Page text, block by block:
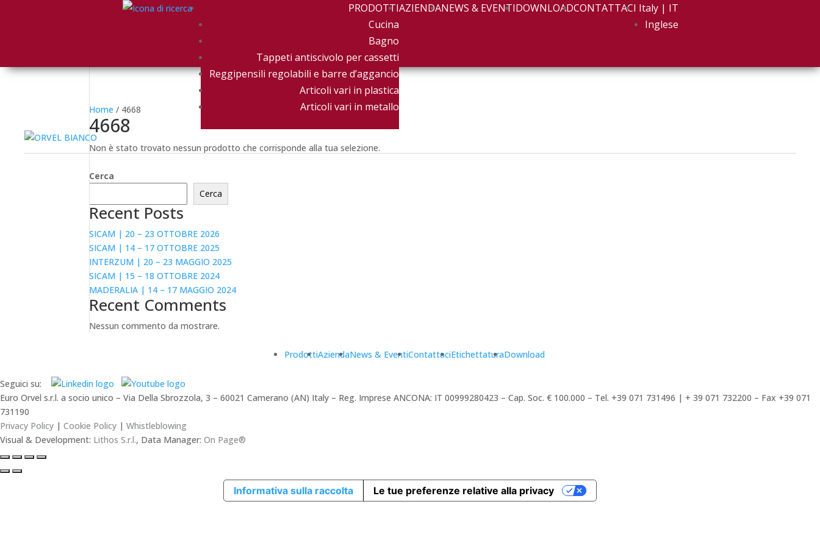
PRODOTTI
Cucina
Bagno
Tappeti antiscivolo per cassetti
Reggipensili regolabili e barre d’aggancio
Articoli vari in plastica
Articoli vari in metallo
AZIENDANEWS & EVENTIDOWNLOADCONTATTACI Italy | IT
Inglese
Home / 4668
4668
Non è stato trovato nessun prodotto che corrisponde alla tua selezione.
Cerca
Cerca
Recent Posts
SICAM | 20 – 23 OTTOBRE 2026
SICAM | 14 – 17 OTTOBRE 2025
INTERZUM | 20 – 23 MAGGIO 2025
SICAM | 15 – 18 OTTOBRE 2024
MADERALIA | 14 – 17 MAGGIO 2024
Recent Comments
Nessun commento da mostrare.
ProdottiAziendaNews & EventiContattaciEtichettaturaDownload
Seguici su:
Euro Orvel s.r.l. a socio unico – Via Della Sbrozzola, 3 – 60021 Camerano (AN) Italy – Reg. Imprese ANCONA: IT 00999280423 – Cap. Soc. € 100.000 – Tel. +39 071 731496 | + 39 071 732200 – Fax +39 071
731190
Privacy Policy | Cookie Policy | Whistleblowing
Visual & Development: Lithos S.r.l., Data Manager: On Page®
Informativa sulla raccolta Le tue preferenze relative alla privacy